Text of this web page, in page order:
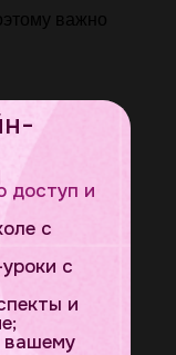
важно
доступ и
с
с
и
вашему